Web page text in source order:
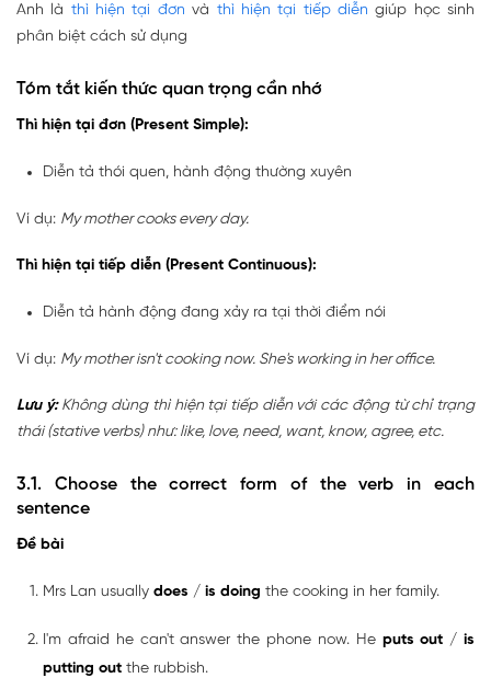
Anh là thì hiện tại đơn và thì hiện tại tiếp diễn giúp học sinh
phân biệt cách sử dụng
Tóm tắt kiến thức quan trọng cần nhớ
Thì hiện tại đơn (Present Simple):
Diễn tả thói quen, hành động thường xuyên
Ví dụ: My mother cooks every day.
Thì hiện tại tiếp diễn (Present Continuous):
Diễn tả hành động đang xảy ra tại thời điểm nói
Ví dụ: My mother isn't cooking now. She's working in her office.
Lưu ý:Không dùng thì hiện tại tiếp diễn với các động từ chỉ trạng
thái (stative verbs) như: like, love, need, want, know, agree, etc.
3.1. Choose the correct form of the verb in each
sentence
Đề bài
Mrs Lan usually does / is doing the cooking in her family.
I'm afraid he can't answer the phone now. He puts out /is
putting out the rubbish.